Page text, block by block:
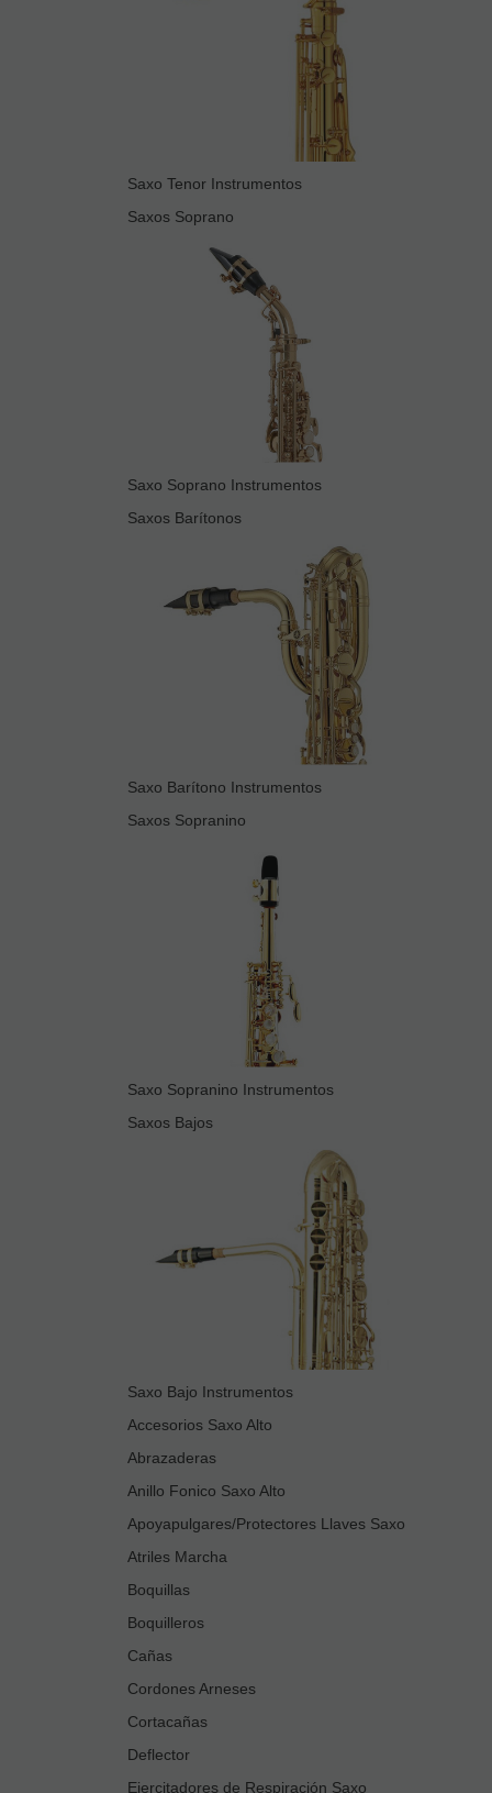
Saxo Tenor Instrumentos
Saxos Soprano
Saxo Soprano Instrumentos
Saxos Barítonos
Saxo Barítono Instrumentos
Saxos Sopranino
Saxo Sopranino Instrumentos
Saxos Bajos
Saxo Bajo Instrumentos
Accesorios Saxo Alto
Abrazaderas
Anillo Fonico Saxo Alto
Apoyapulgares/Protectores Llaves Saxo
Atriles Marcha
Boquillas
Boquilleros
Cañas
Cordones Arneses
Cortacañas
Deflector
Ejercitadores de Respiración Saxo